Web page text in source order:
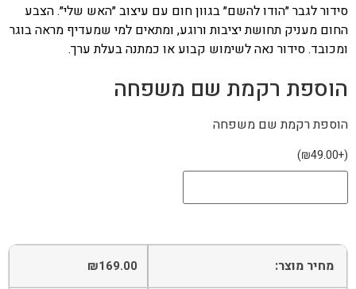
סידור לגבר ״הודו להשם״ בגוון חום עם עיצוב ״האש שלי״. הצבע
החום מעניק תחושת יציבות ורוגע, ומתאים למי שמעדיף מראה בוגר
ומכובד. סידור נאה לשימוש קבוע או כמתנה בעלת ערך.
הוספת רקמת שם משפחה
הוספת רקמת שם משפחה
(
+
₪49.00
)
מחיר מוצר: ₪169.00